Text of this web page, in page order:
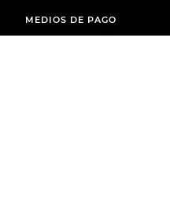
MEDIOS DE PAGO